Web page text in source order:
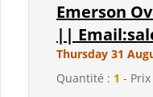
Emerson
||
Thursday 31
Quantité : 1 - Prix